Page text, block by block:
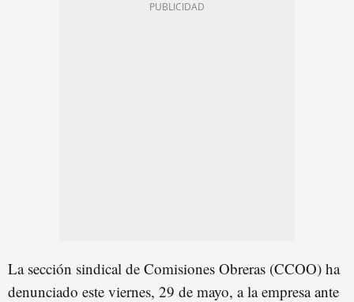
La sección sindical de Comisiones Obreras (CCOO) ha
denunciado este viernes, 29 de mayo, a la empresa ante